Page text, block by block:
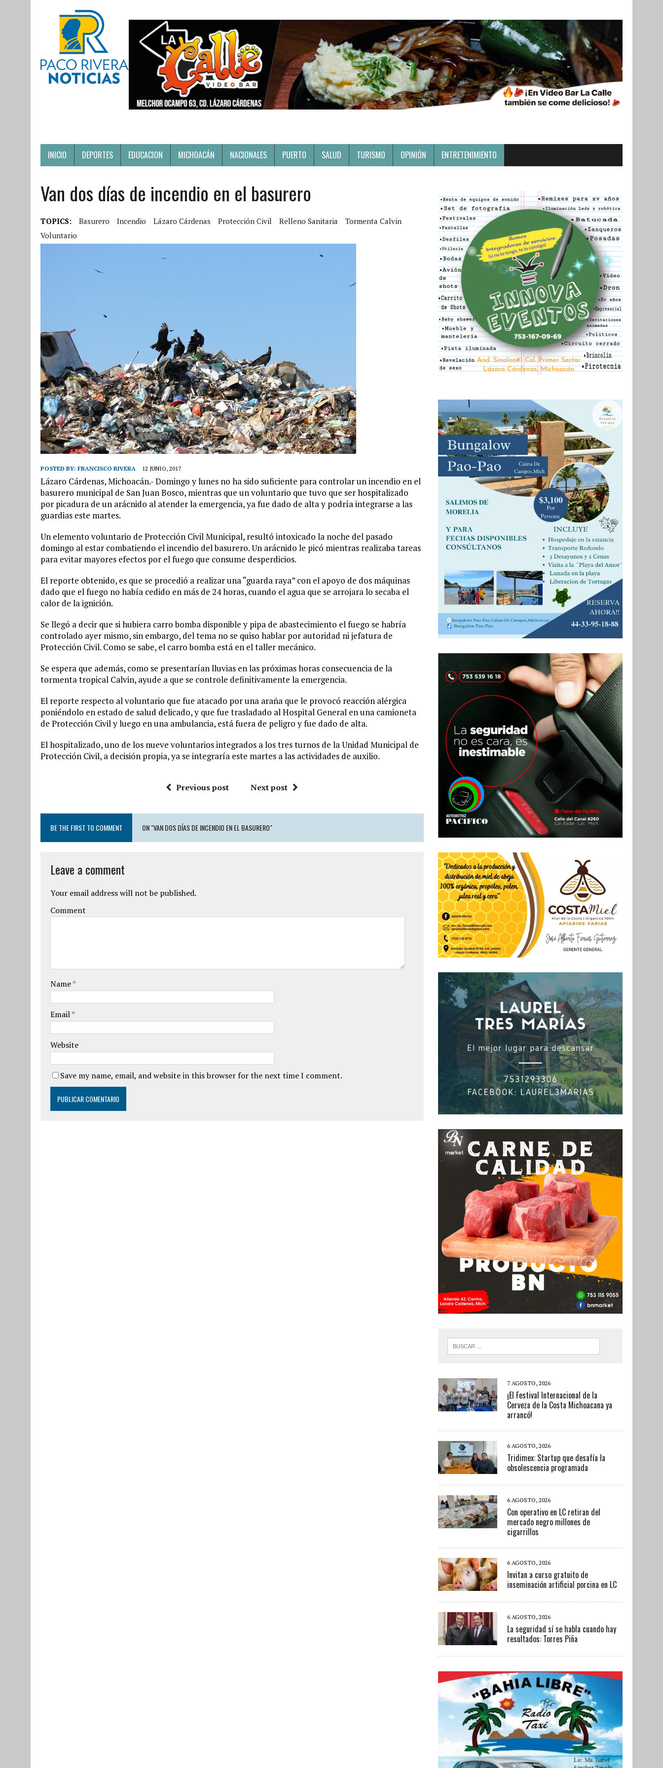
INICIO DEPORTES EDUCACION MICHOACÁN NACIONALES PUERTO SALUD TURISMO OPINIÓN ENTRETENIMIENTO
Van dos días de incendio en el basurero
TOPICS: Basurero Incendio Lázaro Cárdenas Protección Civil Relleno Sanitaria
Tormenta Calvin
Voluntario
POSTED BY: FRANCISCO RIVERA 12 JUNIO, 2017
Lázaro Cárdenas, Michoacán.- Domingo y lunes no ha sido suficiente para controlar un incendio en el
basurero municipal de San Juan Bosco, mientras que un voluntario que tuvo que ser hospitalizado
por picadura de un arácnido al atender la emergencia, ya fue dado de alta y podría integrarse a las
guardias este martes.
Un elemento voluntario de Protección Civil Municipal, resultó intoxicado la noche del pasado
domingo al estar combatiendo el incendio del basurero. Un arácnido le picó mientras realizaba tareas
para evitar mayores efectos por el fuego que consume desperdicios.
El reporte obtenido, es que se procedió a realizar una “guarda raya” con el apoyo de dos máquinas
dado que el fuego no había cedido en más de 24 horas, cuando el agua que se arrojara lo secaba el
calor de la ignición.
Se llegó a decir que si hubiera carro bomba disponible y pipa de abastecimiento el fuego se habría
controlado ayer mismo, sin embargo, del tema no se quiso hablar por autoridad ni jefatura de
Protección Civil. Como se sabe, el carro bomba está en el taller mecánico.
Se espera que además, como se presentarían lluvias en las próximas horas consecuencia de la
tormenta tropical Calvin, ayude a que se controle definitivamente la emergencia.
El reporte respecto al voluntario que fue atacado por una araña que le provocó reacción alérgica
poniéndolo en estado de salud delicado, y que fue trasladado al Hospital General en una camioneta
de Protección Civil y luego en una ambulancia, está fuera de peligro y fue dado de alta.
El hospitalizado, uno de los nueve voluntarios integrados a los tres turnos de la Unidad Municipal de
Protección Civil, a decisión propia, ya se integraría este martes a las actividades de auxilio.
Previous post Next post
BE THE FIRST TO COMMENT ON "VAN DOS DÍAS DE INCENDIO EN EL BASURERO"
Leave a comment
Your email address will not be published.
Comment
Name*
Email*
Website
Save my name, email, and website in this browser for the next time I comment.
7 AGOSTO, 2026
¡El Festival Internacional de la
Cerveza de la Costa Michoacana ya
arrancó!
6 AGOSTO, 2026
Tridimex: Startup que desafía la
obsolescencia programada
6 AGOSTO, 2026
Con operativo en LC retiran del
mercado negro millones de
cigarrillos
6 AGOSTO, 2026
Invitan a curso gratuito de
inseminación artificial porcina en LC
6 AGOSTO, 2026
La seguridad sí se habla cuando hay
resultados: Torres Piña